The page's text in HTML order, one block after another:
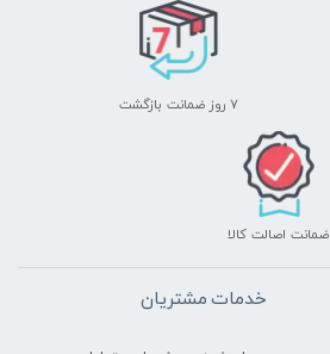
۷ روز ضمانت بازگشت
ضمانت اصالت کالا
خدمات مشتریان